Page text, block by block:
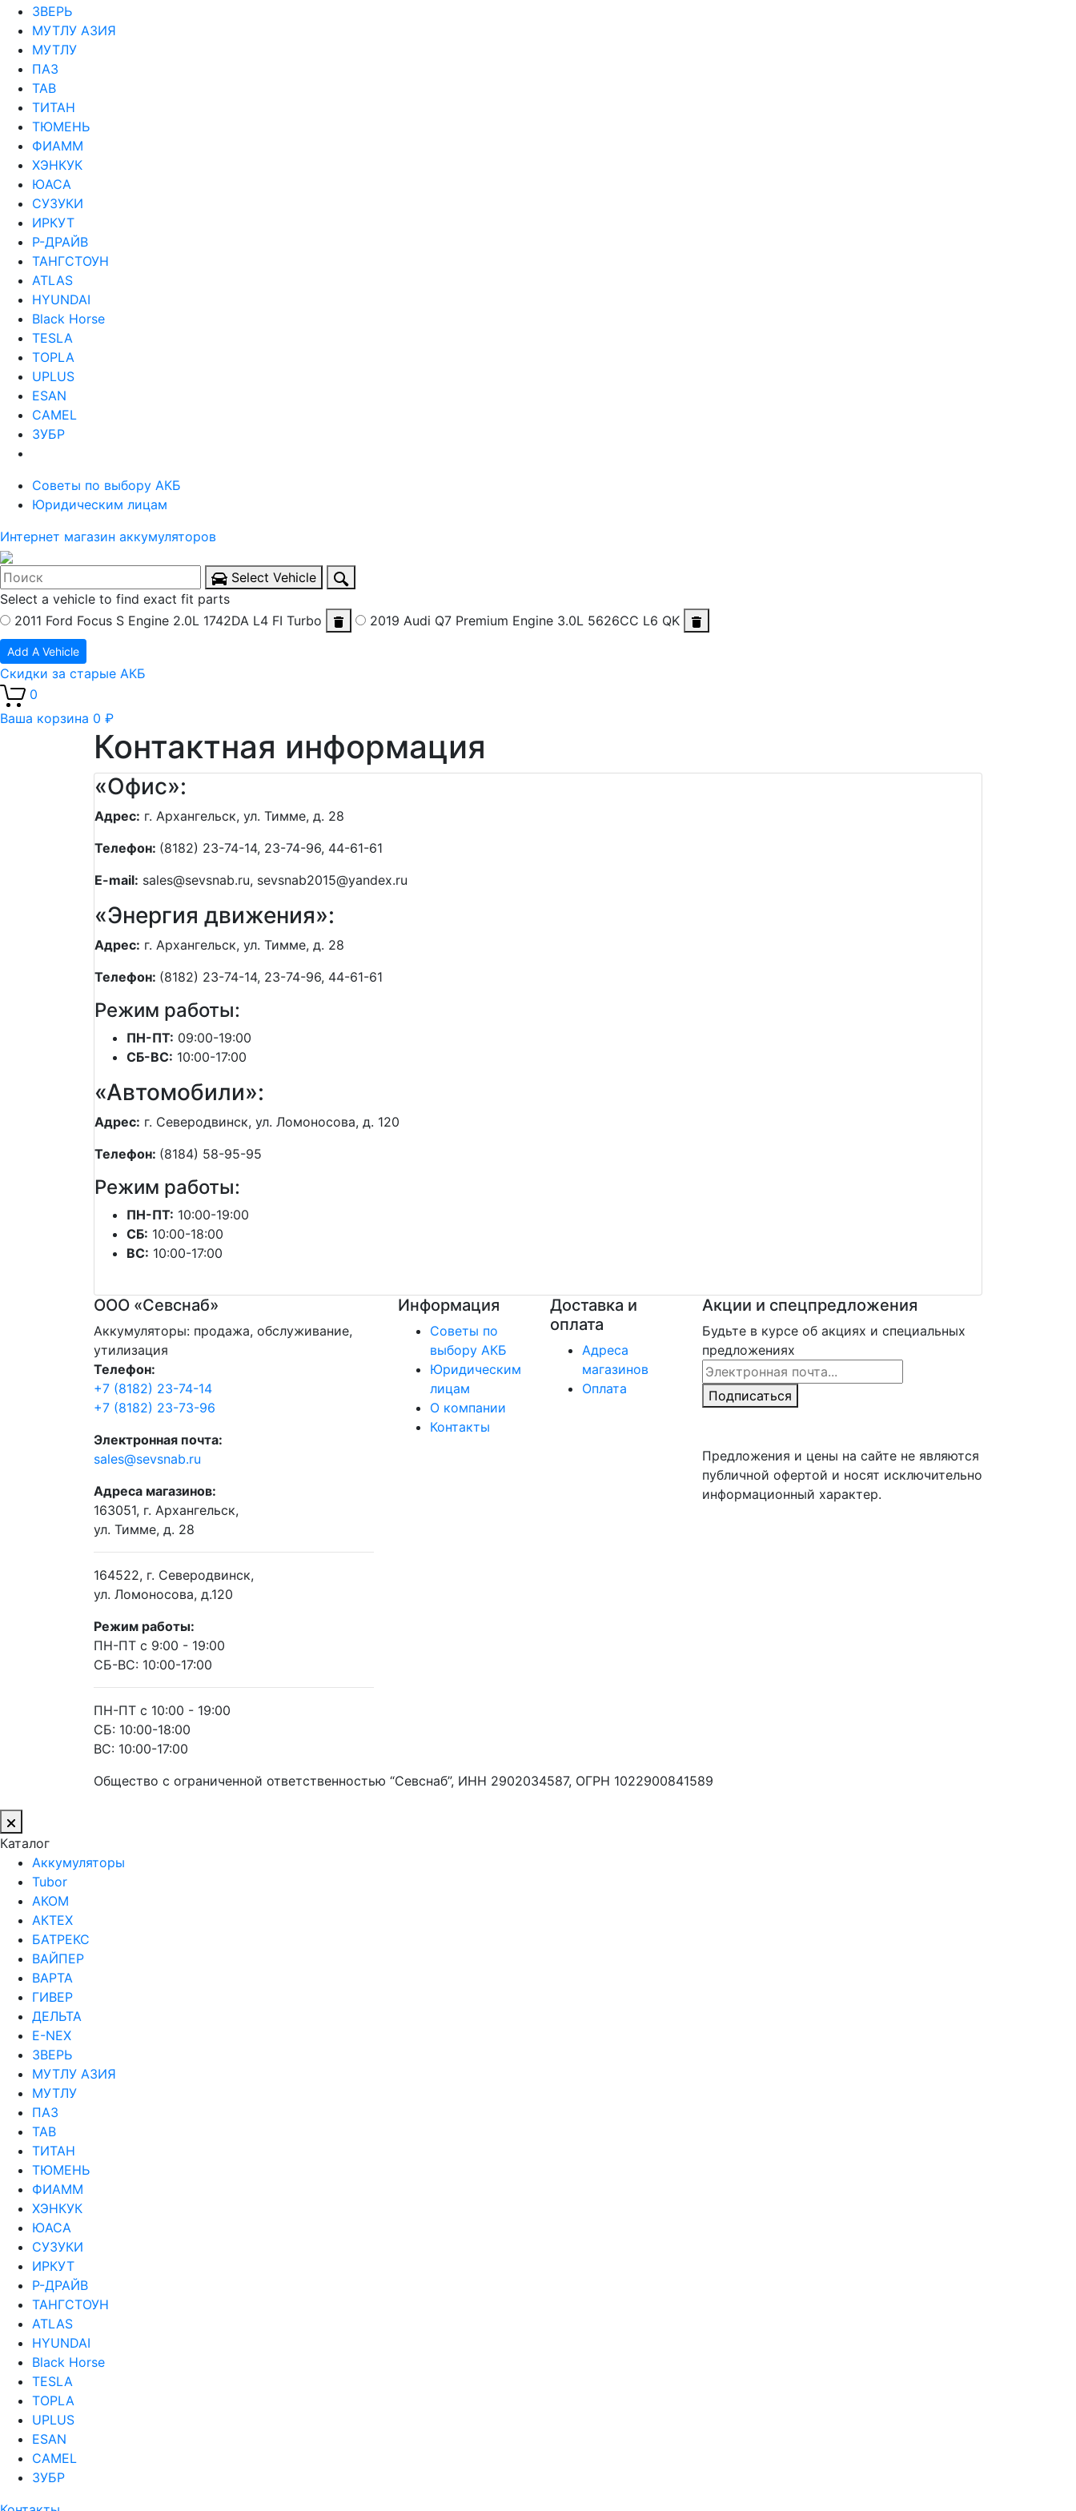
ЗВЕРЬ
МУТЛУ АЗИЯ
МУТЛУ
ПАЗ
ТАВ
ТИТАН
ТЮМЕНЬ
ФИАММ
ХЭНКУК
ЮАСА
СУЗУКИ
ИРКУТ
Р-ДРАЙВ
ТАНГСТОУН
ATLAS
HYUNDAI
Black Horse
TESLA
TOPLA
UPLUS
ESAN
CAMEL
ЗУБР
Советы по выбору АКБ
Юридическим лицам
Интернет магазин аккумуляторов
Select Vehicle
Select a vehicle to find exact fit parts
2011 Ford Focus S Engine 2.0L 1742DA L4 FI Turbo 2019 Audi Q7 Premium Engine 3.0L 5626CC L6 QK
Add A Vehicle
Скидки за старые АКБ
0
Ваша корзина 0 ₽
Контактная информация
«Офис»:
Адрес: г. Архангельск, ул. Тимме, д. 28
Телефон: (8182) 23-74-14, 23-74-96, 44-61-61
E-mail: sales@sevsnab.ru, sevsnab2015@yandex.ru
«Энергия движения»:
Адрес: г. Архангельск, ул. Тимме, д. 28
Телефон: (8182) 23-74-14, 23-74-96, 44-61-61
Режим работы:
ПН-ПТ: 09:00-19:00
СБ-ВС: 10:00-17:00
«Автомобили»:
Адрес: г. Северодвинск, ул. Ломоносова, д. 120
Телефон: (8184) 58-95-95
Режим работы:
ПН-ПТ: 10:00-19:00
СБ: 10:00-18:00
ВС: 10:00-17:00
ООО «Севснаб»
Аккумуляторы: продажа, обслуживание,
утилизация
Телефон:
+7 (8182) 23-74-14
+7 (8182) 23-73-96
Электронная почта:
sales@sevsnab.ru
Адреса магазинов:
163051, г. Архангельск,
ул. Тимме, д. 28
164522, г. Северодвинск,
ул. Ломоносова, д.120
Режим работы:
ПН-ПТ с 9:00 - 19:00
СБ-ВС: 10:00-17:00
ПН-ПТ с 10:00 - 19:00
СБ: 10:00-18:00
ВС: 10:00-17:00
Информация
Советы по
выбору АКБ
Юридическим
лицам
О компании
Контакты
Доставка и
оплата
Адреса
магазинов
Оплата
Акции и спецпредложения
Будьте в курсе об акциях и специальных
предложениях
Email Address
Подписаться
Предложения и цены на сайте не являются
публичной офертой и носят исключительно
информационный характер.
Общество с ограниченной ответственностью “Севснаб”, ИНН 2902034587, ОГРН 1022900841589
Каталог
Аккумуляторы
Tubor
АКОМ
АКТЕХ
БАТРЕКС
ВАЙПЕР
ВАРТА
ГИВЕР
ДЕЛЬТА
Е-NEX
ЗВЕРЬ
МУТЛУ АЗИЯ
МУТЛУ
ПАЗ
ТАВ
ТИТАН
ТЮМЕНЬ
ФИАММ
ХЭНКУК
ЮАСА
СУЗУКИ
ИРКУТ
Р-ДРАЙВ
ТАНГСТОУН
ATLAS
HYUNDAI
Black Horse
TESLA
TOPLA
UPLUS
ESAN
CAMEL
ЗУБР